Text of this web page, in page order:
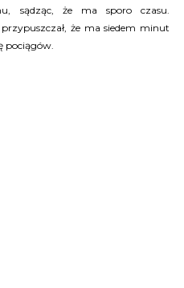
sądząc, że ma sporo czasu.
że ma siedem minut
pociągów.